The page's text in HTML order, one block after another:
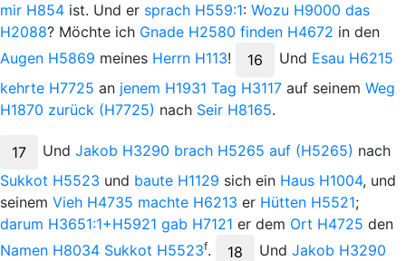
mir H854 ist. Und er sprach H559:1: Wozu H9000 das
H2088? Möchte ich Gnade H2580 finden H4672 in den
Augen H5869 meines Herrn H113! 16 Und Esau H6215
kehrte H7725 an jenem H1931 Tag H3117 auf seinem Weg
H1870 zurück (H7725) nach Seir H8165.
17 Und Jakob H3290 brach H5265 auf (H5265) nach
Sukkot H5523 und baute H1129 sich ein Haus H1004, und
seinem Vieh H4735 machte H6213 er Hütten H5521;
darum H3651:1+H5921 gab H7121 er dem Ort H4725 den
Namen H8034 Sukkot H5523f. 18 Und Jakob H3290